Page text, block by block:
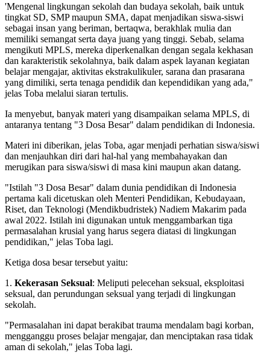
'Mengenal lingkungan sekolah dan budaya sekolah, baik untuk
tingkat SD, SMP maupun SMA, dapat menjadikan siswa-siswi
sebagai insan yang beriman, bertaqwa, berakhlak mulia dan
memiliki semangat serta daya juang yang tinggi. Sebab, selama
mengikuti MPLS, mereka diperkenalkan dengan segala kekhasan
dan karakteristik sekolahnya, baik dalam aspek layanan kegiatan
belajar mengajar, aktivitas ekstrakulikuler, sarana dan prasarana
yang dimiliki, serta tenaga pendidik dan kependidikan yang ada,"
jelas Toba melalui siaran tertulis.
Ia menyebut, banyak materi yang disampaikan selama MPLS, di
antaranya tentang "3 Dosa Besar" dalam pendidikan di Indonesia.
Materi ini diberikan, jelas Toba, agar menjadi perhatian siswa/siswi
dan menjauhkan diri dari hal-hal yang membahayakan dan
merugikan para siswa/siswi di masa kini maupun akan datang.
"Istilah "3 Dosa Besar" dalam dunia pendidikan di Indonesia
pertama kali dicetuskan oleh Menteri Pendidikan, Kebudayaan,
Riset, dan Teknologi (Mendikbudristek) Nadiem Makarim pada
awal 2022. Istilah ini digunakan untuk menggambarkan tiga
permasalahan krusial yang harus segera diatasi di lingkungan
pendidikan," jelas Toba lagi.
Ketiga dosa besar tersebut yaitu:
1. Kekerasan Seksual: Meliputi pelecehan seksual, eksploitasi
seksual, dan perundungan seksual yang terjadi di lingkungan
sekolah.
"Permasalahan ini dapat berakibat trauma mendalam bagi korban,
mengganggu proses belajar mengajar, dan menciptakan rasa tidak
aman di sekolah," jelas Toba lagi.